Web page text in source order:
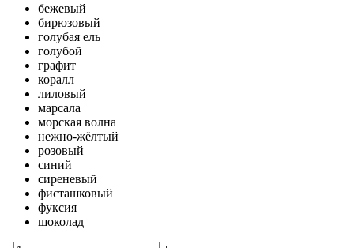
бежевый
бирюзовый
голубая ель
голубой
графит
коралл
лиловый
марсала
морская волна
нежно-жёлтый
розовый
синий
сиреневый
фисташковый
фуксия
шоколад